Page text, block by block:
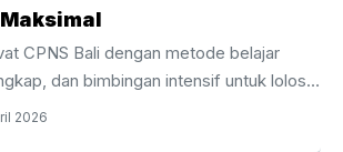
diminati adalah les privat UTBK
pembelajaran yang lebih fokus,
CPNS Bali dengan metode belajar
dan bimbingan intensif untuk lolos
Les Privat CPNS Bali
2026